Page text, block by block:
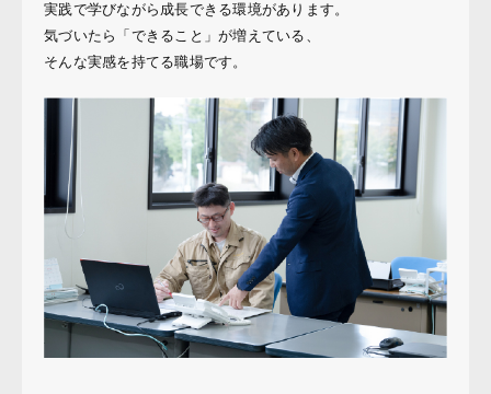
実践で学びながら成長できる環境があります。
気づいたら「できること」が増えている、
そんな実感を持てる職場です。